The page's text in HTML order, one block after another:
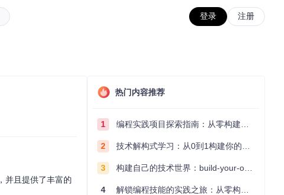
登录 注册
并且提供了丰富的
热门内容推荐
1 编程实践项目探索指南：从零构建技术能力体系
2 技术解构式学习：从0到1构建你的编程知识体系
3 构建自己的技术世界：build-your-own-x项目的实践探索指南
4 解锁编程技能的实践之旅：从零构建你的技术世界